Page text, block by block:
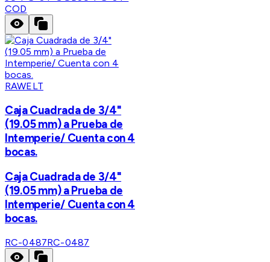
COD
RAWELT
Caja Cuadrada de 3/4"
(19.05 mm) a Prueba de
Intemperie/ Cuenta con 4
bocas.
Caja Cuadrada de 3/4"
(19.05 mm) a Prueba de
Intemperie/ Cuenta con 4
bocas.
RC-0487RC-0487